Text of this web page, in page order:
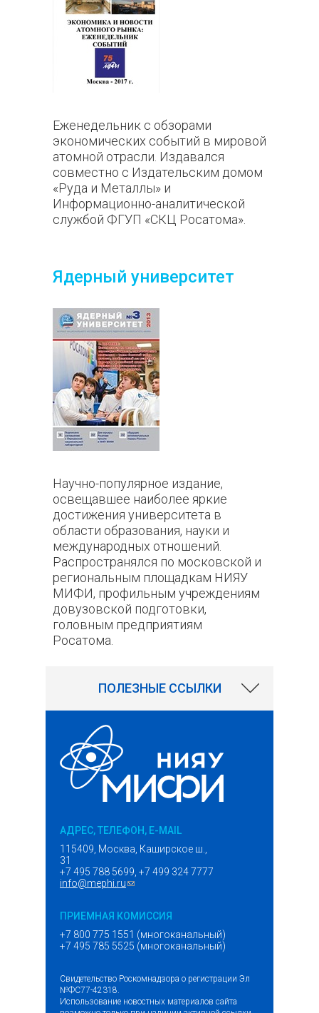
Еженедельник с обзорами
экономических событий в мировой
атомной отрасли. Издавался
совместно с Издательским домом
«Руда и Металлы» и
Информационно-аналитической
службой ФГУП «СКЦ Росатома».
Ядерный университет
Научно-популярное издание,
освещавшее наиболее яркие
достижения университета в
области образования, науки и
международных отношений.
Распространялся по московской и
региональным площадкам НИЯУ
МИФИ, профильным учреждениям
довузовской подготовки,
головным предприятиям
Росатома.
ПОЛЕЗНЫЕ ССЫЛКИ
АДРЕС, ТЕЛЕФОН, E-MAIL
115409, Москва, Каширское ш.,
31
+7 495 788 5699, +7 499 324 7777
info@mephi.ru(ссылка для отправки email)
ПРИЕМНАЯ КОМИССИЯ
+7 800 775 1551 (многоканальный)
+7 495 785 5525 (многоканальный)
Свидетельство Роскомнадзора о регистрации Эл
№ФС77-42318.
Использование новостных материалов сайта